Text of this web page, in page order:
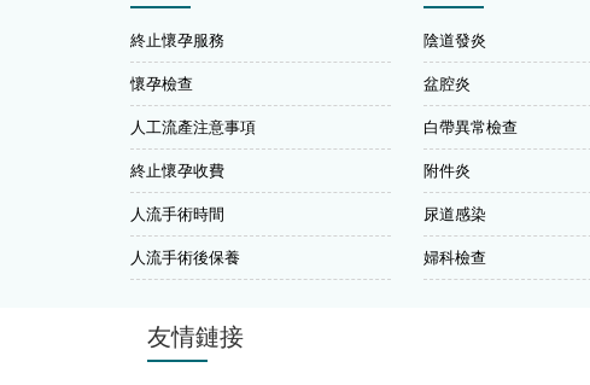
終止懷孕服務
懷孕檢查
人工流產注意事項
終止懷孕收費
人流手術時間
人流手術後保養
陰道發炎
盆腔炎
白帶異常檢查
附件炎
尿道感染
婦科檢查
友情鏈接